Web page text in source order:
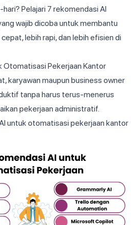
Pelajari 7 rekomendasi AI
wajib dicoba untuk membantu
lebih rapi, dan lebih efisien di
Otomatisasi Pekerjaan Kantor
karyawan maupun business owner
tanpa harus terus-menerus
pekerjaan administratif.
untuk otomatisasi pekerjaan kantor